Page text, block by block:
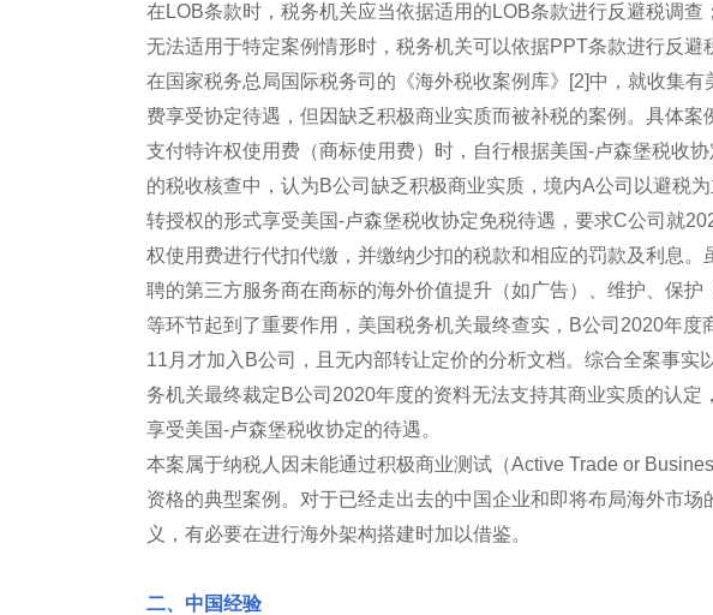
在LOB条款时，税务机关应当依据适用的LOB条款进行反避税调
无法适用于特定案例情形时，税务机关可以依据PPT条款进行反避
在国家税务总局国际税务司的《海外税收案例库》[2]中，就收集
费享受协定待遇，但因缺乏积极商业实质而被补税的案例。具体案
支付特许权使用费（商标使用费）时，自行根据美国-卢森堡税收
的税收核查中，认为B公司缺乏积极商业实质，境内A公司以避税
转授权的形式享受美国-卢森堡税收协定免税待遇，要求C公司就
权使用费进行代扣代缴，并缴纳少扣的税款和相应的罚款及利息
聘的第三方服务商在商标的海外价值提升（如广告）、维护、保护
等环节起到了重要作用，美国税务机关最终查实，B公司2020年
11月才加入B公司，且无内部转让定价的分析文档。综合全案事实
务机关最终裁定B公司2020年度的资料无法支持其商业实质的认
享受美国-卢森堡税收协定的待遇。
本案属于纳税人因未能通过积极商业测试（Active Trade or
资格的典型案例。对于已经走出去的中国企业和即将布局海外市
义，有必要在进行海外架构搭建时加以借鉴。
二、中国经验